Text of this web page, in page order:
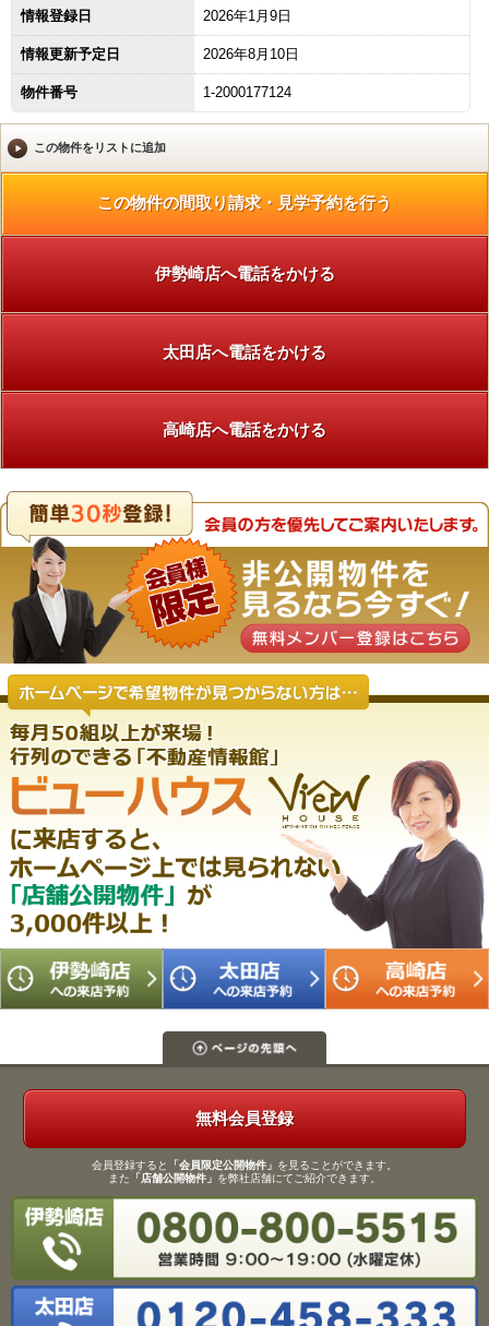
情報登録日 2026年1月9日
情報更新予定日 2026年8月10日
物件番号 1-2000177124
伊勢崎店へ電話をかける
太田店へ電話をかける
高崎店へ電話をかける
無料会員登録
会員登録すると 「会員限定公開物件」 を見ることができます。
また 「店舗公開物件」 を弊社店舗にてご紹介できます。